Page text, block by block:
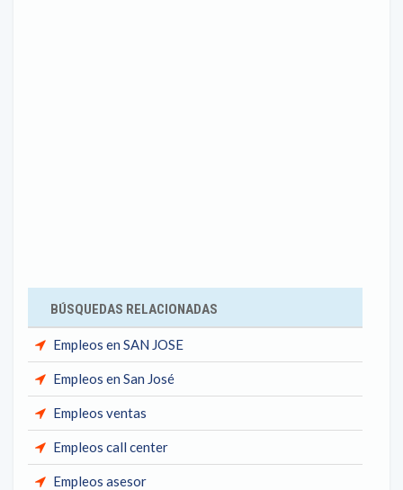
BÚSQUEDAS RELACIONADAS
Empleos en SAN JOSE
Empleos en San José
Empleos ventas
Empleos call center
Empleos asesor